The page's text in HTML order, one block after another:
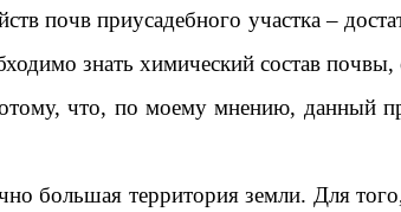
почв приусадебного участка –
знать химический состав почвы,
что, по моему мнению, данный
большая территория земли. Для